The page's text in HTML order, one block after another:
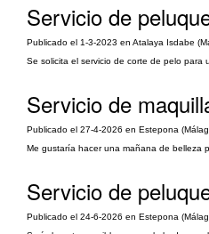
Servicio de
Publicado el 1-3-2023 en Atalaya Isdabe
Se solicita el servicio de corte de pelo para
Servicio de
Publicado el 27-4-2026 en Estepona
Me gustaría hacer una mañana de belleza
Servicio de
Publicado el 24-6-2026 en Estepona